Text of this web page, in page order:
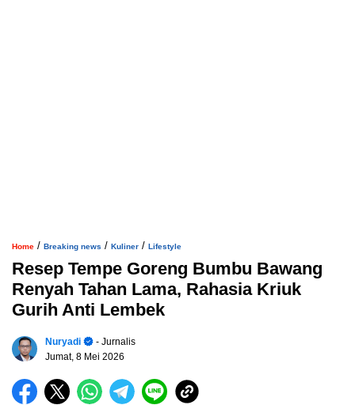
Home / Breaking news / Kuliner / Lifestyle
Resep Tempe Goreng Bumbu Bawang
Renyah Tahan Lama, Rahasia Kriuk
Gurih Anti Lembek
Nuryadi
- Jurnalis
Jumat, 8 Mei 2026